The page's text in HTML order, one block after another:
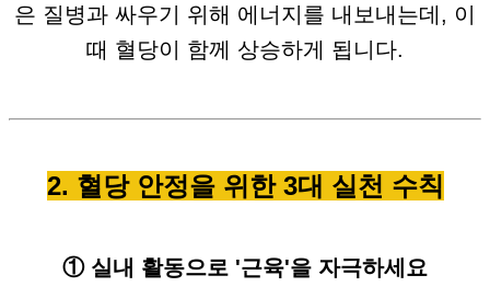
은 질병과 싸우기 위해 에너지를 내보내는데, 이
때 혈당이 함께 상승하게 됩니다.
2. 혈당 안정을 위한 3대 실천 수칙
① 실내 활동으로 '근육'을 자극하세요